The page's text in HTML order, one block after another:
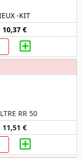
-KIT
10,37 €
RR 50
11,51 €